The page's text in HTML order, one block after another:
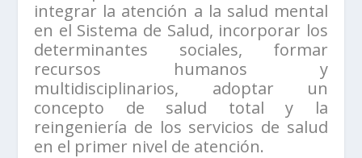
integrar la atención a la salud mental
en el Sistema de Salud, incorporar los
determinantes sociales, formar
recursos humanos y
multidisciplinarios, adoptar un
concepto de salud total y la
reingeniería de los servicios de salud
en el primer nivel de atención.